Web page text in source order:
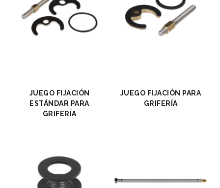
JUEGO FIJACIÓN
ESTÁNDAR PARA
GRIFERÍA
JUEGO FIJACIÓN PARA
GRIFERÍA